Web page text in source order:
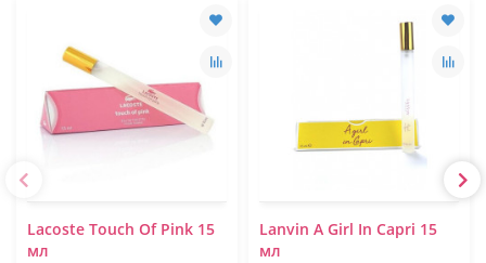
Lacoste Touch Of Pink 15
мл
Lanvin A Girl In Capri 15
мл